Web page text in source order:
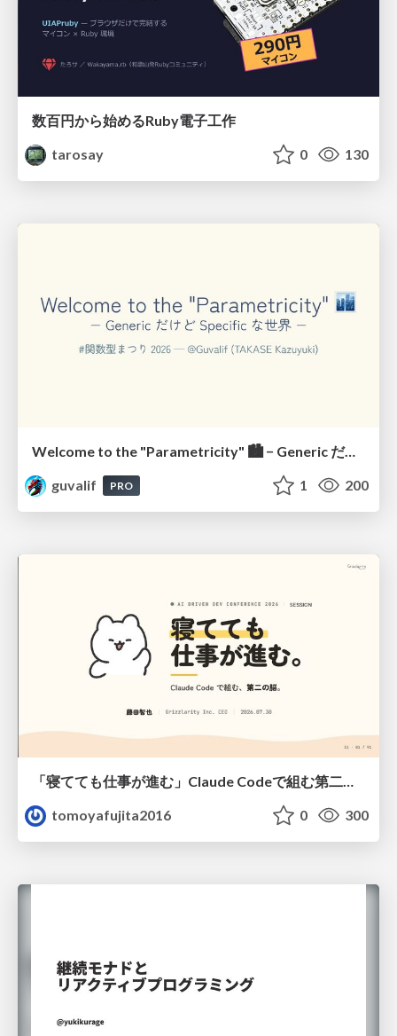
数百円から始めるRuby電子工作
tarosay
0 130
Welcome to the "Parametricity" 🏙️ − Generic だけど Specific な世界 −
guvalif
PRO 1 200
「寝てても仕事が進む」Claude Codeで組む第二の脳
tomoyafujita2016
0 300